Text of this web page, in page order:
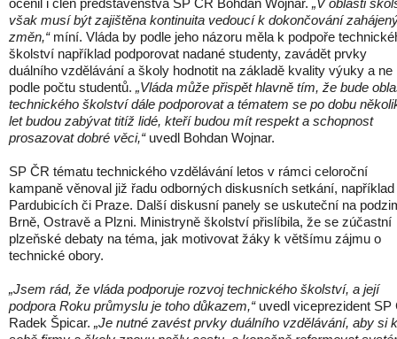
ocenil i člen představenstva SP ČR Bohdan Wojnar. „V oblasti
však musí být zajištěna kontinuita vedoucí k dokončování
změn,“míní. Vláda by podle jeho názoru měla k podpoře
školství například podporovat nadané studenty, zavádět prvky
duálního vzdělávání a školy hodnotit na základě kvality výuky a ne
podle počtu studentů. „Vláda může přispět hlavně tím, že bude
technického školství dále podporovat a tématem se po dobu
let budou zabývat titíž lidé, kteří budou mít respekt a schopnost
prosazovat dobré věci,“uvedl Bohdan Wojnar.
SP ČR tématu technického vzdělávání letos v rámci celoroční
kampaně věnoval již řadu odborných diskusních setkání,
Pardubicích či Praze. Další diskusní panely se uskuteční na
Brně, Ostravě a Plzni. Ministryně školství přislíbila, že se zúčastní
plzeňské debaty na téma, jak motivovat žáky k většímu zájmu o
technické obory.
„Jsem rád, že vláda podporuje rozvoj technického školství, a její
podpora Roku průmyslu je toho důkazem,“uvedl viceprezident SP
Radek Špicar. „Je nutné zavést prvky duálního vzdělávání, aby si k